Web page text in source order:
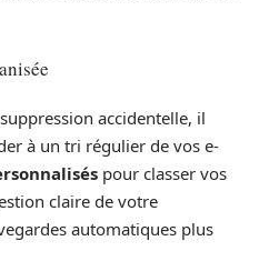
accidentelle, il
à un tri régulier de vos e-
pour classer vos
claire de votre
automatiques plus